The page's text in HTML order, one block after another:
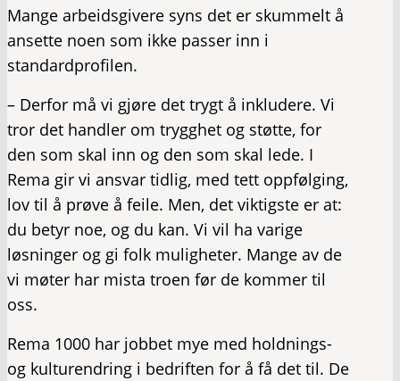
Mange arbeidsgivere syns det er skummelt å
ansette noen som ikke passer inn i
standardprofilen.
– Derfor må vi gjøre det trygt å inkludere. Vi
tror det handler om trygghet og støtte, for
den som skal inn og den som skal lede. I
Rema gir vi ansvar tidlig, med tett oppfølging,
lov til å prøve å feile. Men, det viktigste er at:
du betyr noe, og du kan. Vi vil ha varige
løsninger og gi folk muligheter. Mange av de
vi møter har mista troen før de kommer til
oss.
Rema 1000 har jobbet mye med holdnings-
og kulturendring i bedriften for å få det til. De